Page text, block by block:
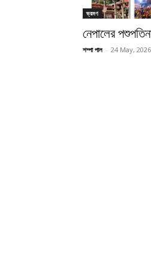
ভ্রমণ
নেপালের
শম্পা পাল - 24 May, 2026